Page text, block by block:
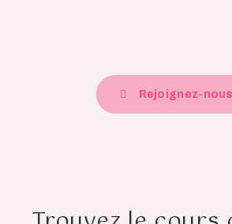
Rejoignez-nous